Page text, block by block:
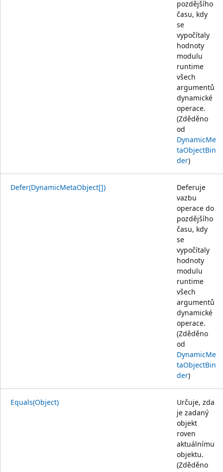
pozdějšího
času, kdy
se
vypočítaly
hodnoty
modulu
runtime
všech
argumentů
dynamické
operace.
(Zděděno
od
DynamicMe
taObjectBin
der)
Defer(DynamicMetaObject[])
Deferuje
vazbu
operace do
pozdějšího
času, kdy
se
vypočítaly
hodnoty
modulu
runtime
všech
argumentů
dynamické
operace.
(Zděděno
od
DynamicMe
taObjectBin
der)
Equals(Object)
Určuje, zda
je zadaný
objekt
roven
aktuálnímu
objektu.
(Zděděno